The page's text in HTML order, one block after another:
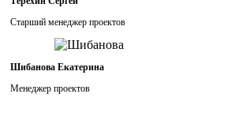
Старший менеджер проектов
Шибанова Екатерина
Менеджер проектов